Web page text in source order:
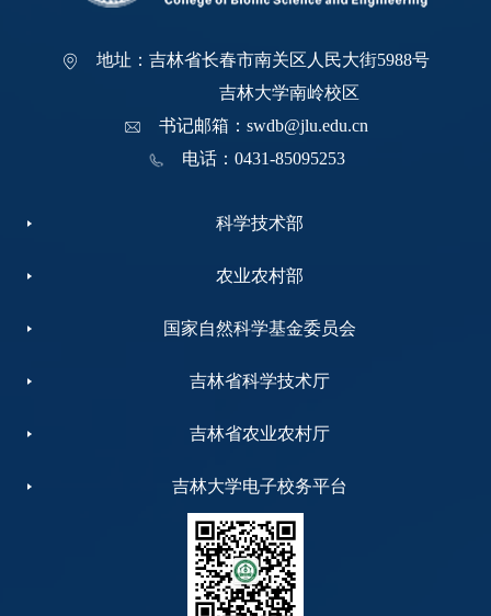
地址：吉林省长春市南关区人民大街5988号
吉林大学南岭校区
书记邮箱：swdb@jlu.edu.cn
电话：0431-85095253
科学技术部
农业农村部
国家自然科学基金委员会
吉林省科学技术厅
吉林省农业农村厅
吉林大学电子校务平台